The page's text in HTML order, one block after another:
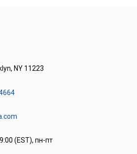
NY 11223
(EST), пн-пт